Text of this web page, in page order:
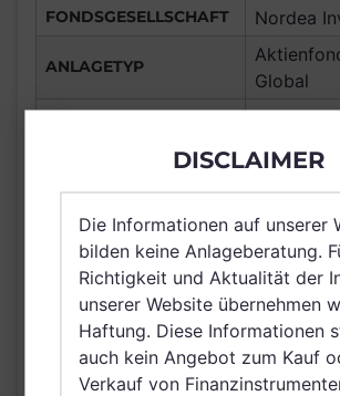
FONDSGESELLSCHAFT Nordea
ANLAGETYP
Global
ANLAGEREGION Global
WÄHRUNG SEK
VERTRIEBSZULASSUNG
AUSGABEAUFSCHLAG 5,00%
MAX. LAUFENDE
KOSTEN
N/A
DISCLAIMER
Die Informationen auf unserer
bilden keine Anlageberatung.
Richtigkeit und Aktualität der
unserer Website übernehmen
Haftung. Diese Informationen
auch kein Angebot zum Kauf
Verkauf von